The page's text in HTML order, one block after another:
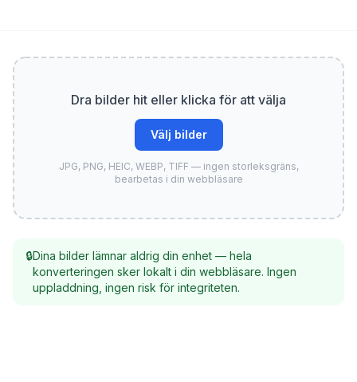
Dra bilder hit eller klicka för att välja
Välj bilder
JPG, PNG, HEIC, WEBP, TIFF — ingen storleksgräns,
bearbetas i din webbläsare
🔒Dina bilder lämnar aldrig din enhet — hela
konverteringen sker lokalt i din webbläsare. Ingen
uppladdning, ingen risk för integriteten.